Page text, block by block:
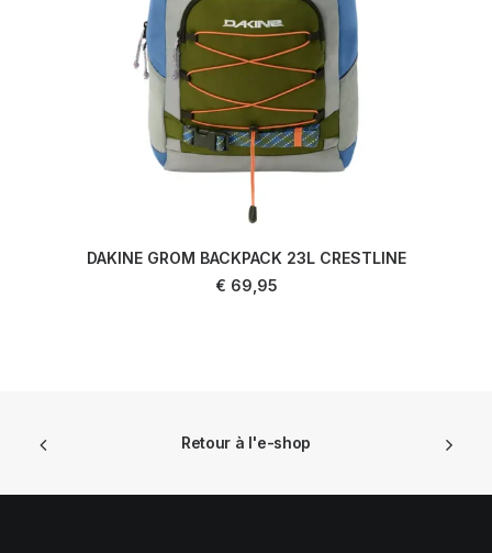
DAKINE GROM BACKPACK 23L CRESTLINE
€ 69,95
Retour à l'e-shop